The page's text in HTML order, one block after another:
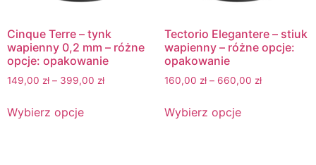
Cinque Terre – tynk
wapienny 0,2 mm – różne
opcje: opakowanie
149,00 zł – 399,00 zł
Wybierz opcje
Tectorio Elegantere – stiuk
wapienny – różne opcje:
opakowanie
160,00 zł – 660,00 zł
Wybierz opcje